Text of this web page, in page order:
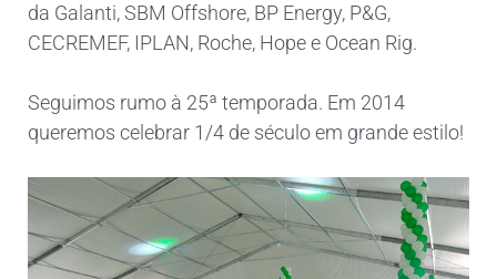
da Galanti, SBM Offshore, BP Energy, P&G,
CECREMEF, IPLAN, Roche, Hope e Ocean Rig.
Seguimos rumo à 25ª temporada. Em 2014
queremos celebrar 1/4 de século em grande estilo!